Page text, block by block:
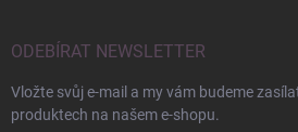
ODEBÍRAT NEWSLETTER
Vložte svůj e-mail a my vám budeme
produktech na našem e-shopu.